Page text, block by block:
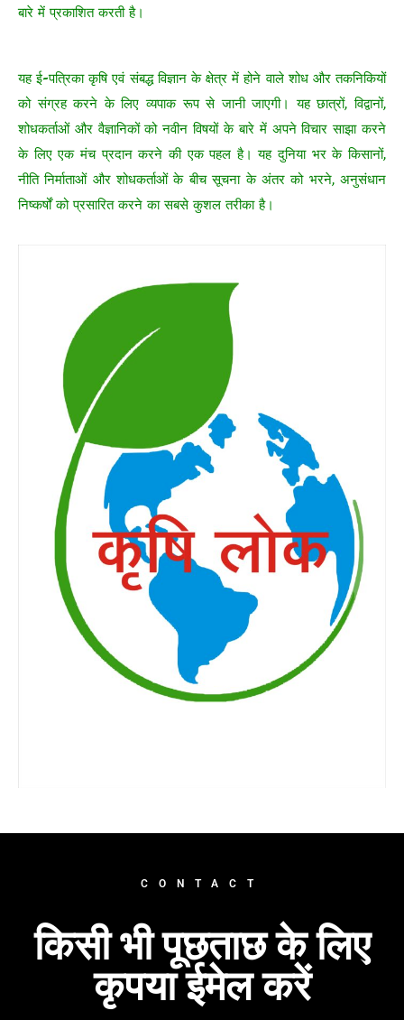
बारे में प्रकाशित करती है।
यह ई-पत्रिका कृषि एवं संबद्ध विज्ञान के क्षेत्र में होने वाले शोध और तकनिकियों
को संग्रह करने के लिए व्यपाक रूप से जानी जाएगी। यह छात्रों, विद्वानों,
शोधकर्ताओं और वैज्ञानिकों को नवीन विषयों के बारे में अपने विचार साझा करने
के लिए एक मंच प्रदान करने की एक पहल है। यह दुनिया भर के किसानों,
नीति निर्माताओं और शोधकर्ताओं के बीच सूचना के अंतर को भरने, अनुसंधान
निष्कर्षों को प्रसारित करने का सबसे कुशल तरीका है।
CONTACT
किसी भी पूछताछ के लिए
कृपया ईमेल करें